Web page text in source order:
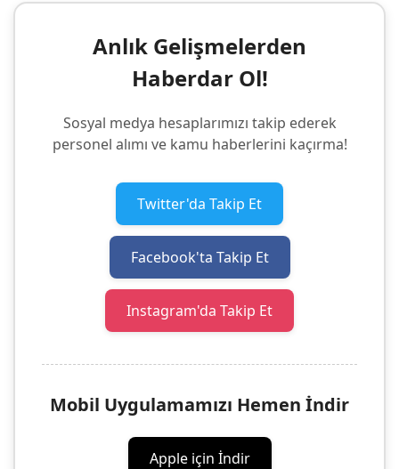
Anlık Gelişmelerden
Haberdar Ol!
Sosyal medya hesaplarımızı takip ederek
personel alımı ve kamu haberlerini kaçırma!
Twitter'da Takip Et
Facebook'ta Takip Et
Instagram'da Takip Et
Mobil Uygulamamızı Hemen İndir
Apple için İndir